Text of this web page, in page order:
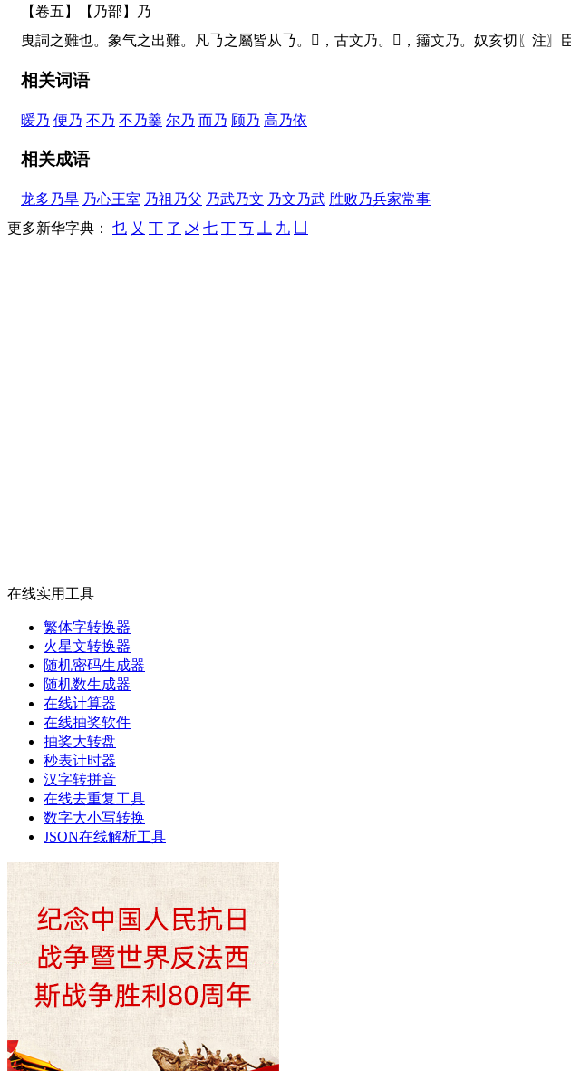
【卷五】【乃部】
乃
曳詞之難也。象气之出難。凡 𠄎之屬皆从 𠄎 。 𢎧 ，古文乃。 𠄕 ，籒文乃。奴亥切〖注
相关词语
暧乃 便乃 不乃 不乃羹 尔乃 而乃 顾乃 高乃依
相关成语
龙多乃旱 乃心王室 乃祖乃父 乃武乃文 乃文乃武 胜败乃兵家常事
更多新华字典： 乜 乂 丅 了 乄 七 丁 丂 九
在线实用工具
繁体字转换器
火星文转换器
随机密码生成器
随机数生成器
在线计算器
在线抽奖软件
抽奖大转盘
秒表计时器
汉字转拼音
在线去重复工具
数字大小写转换
JSON在线解析工具